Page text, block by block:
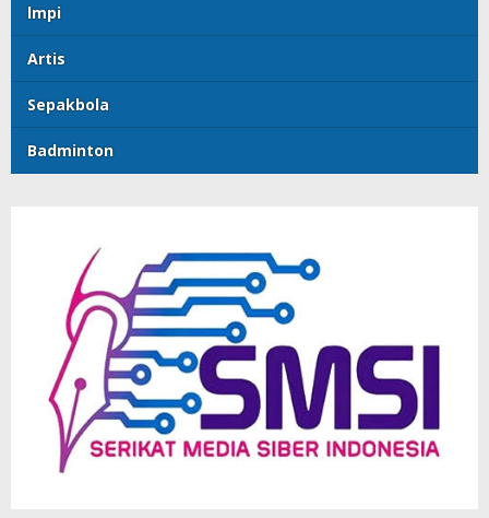
lmpi
Artis
Sepakbola
Badminton